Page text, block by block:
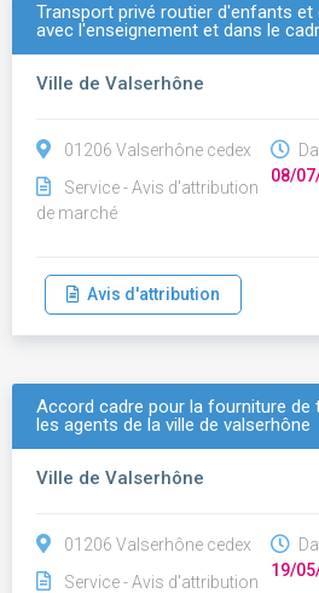
Transport privé routier d'enfants et
avec l'enseignement et dans le
Ville de Valserhône
01206 Valserhône cedex
Service - Avis d'attribution
de marché
08/
Avis d'attribution
Accord cadre pour la fourniture de
les agents de la ville de valserhône
Ville de Valserhône
01206 Valserhône cedex
Service - Avis d'attribution
19/